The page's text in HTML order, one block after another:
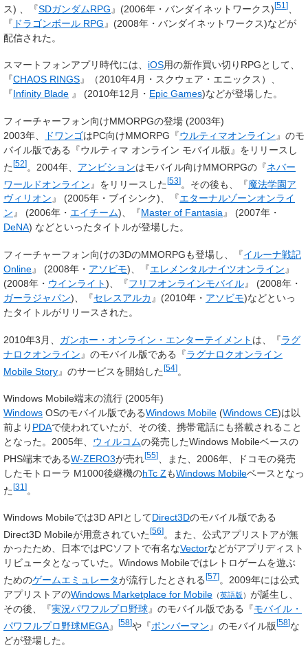
ス) 、『SDガンダムRPG 』(2006年・バンダイネットワークス)[51 ]
『 ドラゴンボール RPG 』(2008年・バンダイネットワークス)などが
配信された。
スマートフォンアプリ時代には、 iOS用の新作買い切りRPGとして、
『CHAOS RINGS』（2010年4月・スクウェア・エニックス）、
『Infinity Blade 』 (2010年12月・ Epic Games)などが登場した。
フィーチャーフォン向けMMORPGの登場 (2003年)
2003年、
ドワンゴはPC向けMMORPG『ウルティマオンライン 』のモ
バイル版である『ウルティマ オンライン モバイル版』をリリースし
た[52]。2004年、 アンビションはモバイル向けMMORPGの『ネバー
ワールドオンライン 』をリリースした[53]。その後も、『魔法学園ア
ヴィリオン』 (2005年・ブイシンク)、『エターナルゾーンオンライ
ン』 (2006年・ エイチーム)、『Master of Fantasia』 (2007年・
DeNA) などといったタイトルが登場した。
フィーチャーフォン向けの3DのMMORPGも登場し、『イルーナ戦記
Online』 (2008年・ アソビモ)、『エレメンタルナイツオンライン 』
(2008年・ ウインライト)、『フリフオンラインモバイル』 (2008年・
ガーラジャパン)、『セレスアルカ 』(2010年・ アソビモ)などといっ
たタイトルがリリースされた。
2010年3月、 ガンホー・オンライン・エンターテイメント は、『ラグ
ナロクオンライン 』のモバイル版である『ラグナロクオンライン
Mobile Story』のサービスを開始した[54]。
Windows Mobile端末の流行 (2005年)
Windows OSのモバイル版であるWindows Mobile (Windows CE)は以
前より PDAで使われていたが、その後、携帯電話にも搭載されること
となった。2005年、 ウィルコムの発売したWindows Mobileベースの
PHS端末であるW-ZERO3が売れ[55]
、また、2006年、ドコモの発売
したモトローラ M1000後継機のhTc ZもWindows Mobileベースとなっ
た[31 ]
Windows Mobileでは3D APIとしてDirect3Dのモバイル版である
Direct3D Mobileが用意されていた[56]。また、公式アプリストアが無
かったため、日本ではPCソフトで有名なVectorなどがアプリディスト
リビュータとなっていた。Windows Mobileではレトロゲームを遊ぶ
ためのゲームエミュレータが流行したとされる [57] 。2009年には公式
アプリストアのWindows Marketplace for Mobile （英語版 ） が誕生し、
その後、『実況パワフルプロ野球』のモバイル版である『モバイル・
パワフルプロ野球MEGA』 [58]や『ボンバーマン 』のモバイル版[58]な
どが登場した。